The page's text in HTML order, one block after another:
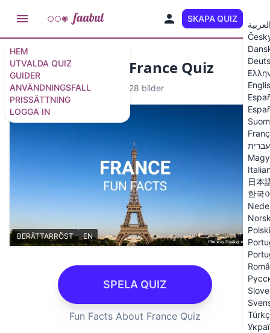
HEM
UTVALDA QUIZ
GUIDER
ANVÄNDNINGSFALL
PRISSÄTTNING
LOGGA IN
SKAPA QUIZ
עברית
日本
한국
Polski
Fun Facts About France Quiz
Berättat quiz·14 frågor 28 bilder
BERÄTTARRÖST EN
SPELA QUIZ
Fun Facts About France Quiz